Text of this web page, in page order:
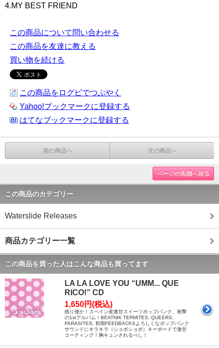
4.MY BEST FRIEND
この商品について問い合わせる
この商品を友達に教える
買い物を続ける
この商品をログピでつぶやく
Yahoo!ブックマークに登録する
はてなブックマークに登録する
前の商品へ 次の商品へ
ページの先頭へ戻る
この商品のカテゴリー
Waterslide Releases
商品カテゴリー一覧
この商品を買った人はこんな商品も買ってます
LA LA LOVE YOU “UMM... QUE
RICO!” CD
1,650円(税込)
残り僅か！スペイン産激甘スイーツポップパンク、衝撃
の1stアルバム！BEATNIK TERMITES, QUEERS,
PARASITES, 初期FEEDBACKSよろしくなポップパンク
サウンドにキラキラ（ショボショボ）キーボードで激甘
コーティング！胸キュンされるべし！